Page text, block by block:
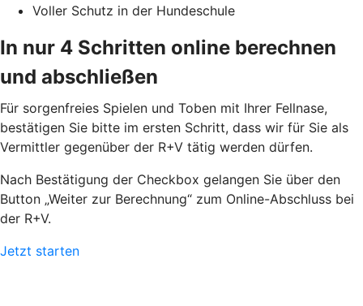
Voller Schutz in der Hundeschule
In nur 4 Schritten online berechnen
und abschließen
Für sorgenfreies Spielen und Toben mit Ihrer Fellnase,
bestätigen Sie bitte im ersten Schritt, dass wir für Sie als
Vermittler gegenüber der R+V tätig werden dürfen.
Nach Bestätigung der Checkbox gelangen Sie über den
Button „Weiter zur Berechnung“ zum Online-Abschluss bei
der R+V.
Jetzt starten